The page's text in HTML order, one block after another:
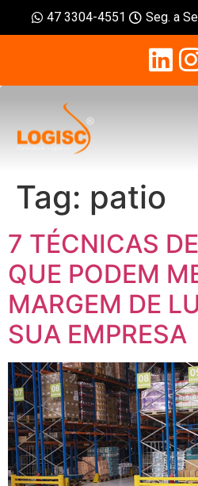
47 3304-4551 Seg. a
Tag: patio
7 TÉCNICAS
QUE PODEM
MARGEM DE
SUA EMPRESA